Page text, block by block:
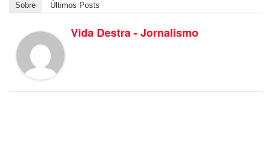
Sobre Últimos Posts
Vida Destra - Jornalismo